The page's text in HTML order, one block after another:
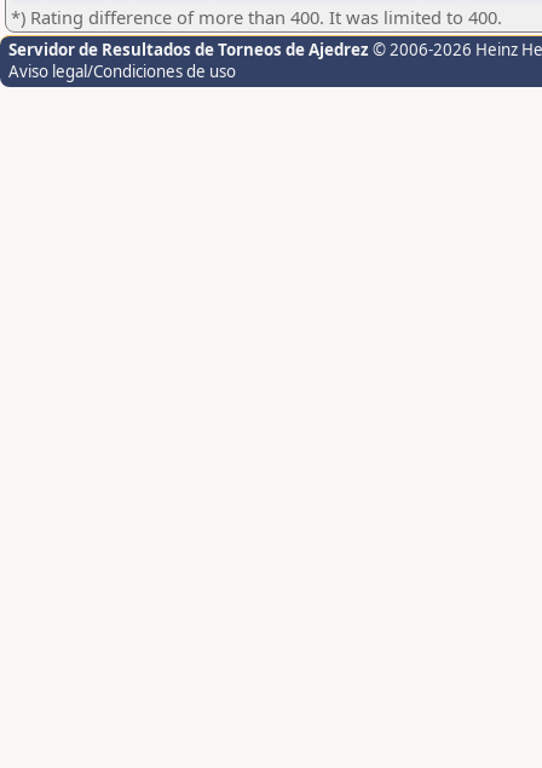
*) Rating difference of more than 400. It was limited to 400.
Servidor de Resultados de Torneos de Ajedrez © 2006-2026 Heinz
Aviso legal/Condiciones de uso